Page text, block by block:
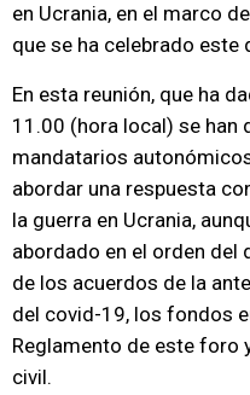
en Ucrania, en el marco
que se ha celebrado este
En esta reunión, que ha
11.00 (hora local) se han
mandatarios
abordar una respuesta
la guerra en Ucrania,
abordado en el orden del
de los acuerdos de la
del covid-19, los fondos
Reglamento de este foro
civil.